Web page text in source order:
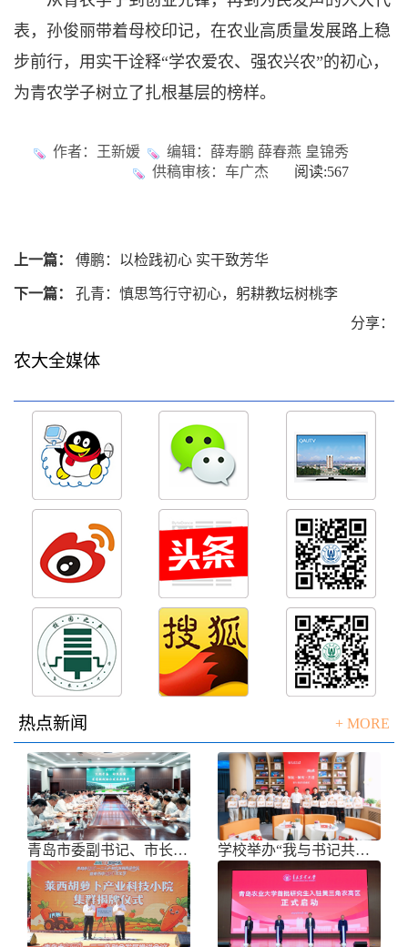
表，孙俊丽带着母校印记，在农业高质量发展路上稳
步前行，用实干诠释“学农爱农、强农兴农”的初心，
为青农学子树立了扎根基层的榜样。
作者：王新媛
编辑：薛寿鹏 薛春燕 皇锦秀
供稿审核：车广杰 阅读:567
上一篇： 傅鹏：以检践初心 实干致芳华
下一篇：
孔青：慎思笃行守初心，躬耕教坛树桃李
分享：
农大全媒体
热点新闻 + MORE
青岛市委副书记、市长任刚来校调研 学校举办“我与书记共话成长”师生面